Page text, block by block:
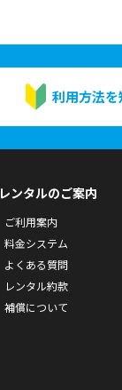
利用方法を
レンタルのご案内
ご利用案内
料金システム
よくある質問
レンタル約款
補償について